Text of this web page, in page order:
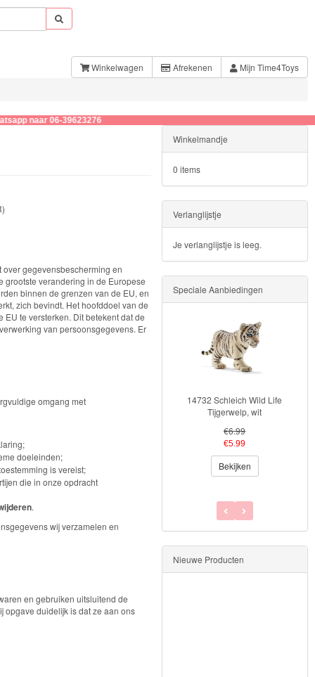
Winkelwagen Afrekenen Mijn Time4Toys
gegevensbescherming en
grootste verandering in de Europese
binnen de grenzen van de EU, en
zich bevindt. Het hoofddoel van de
te versterken. Dit betekent dat de
van persoonsgegevens. Er
omgang met
doeleinden;
is vereist;
die in onze opdracht
.
wij verzamelen en
en gebruiken uitsluitend de
opgave duidelijk is dat ze aan ons
Winkelmandje
0 items
Verlanglijstje
Je verlanglijstje is leeg.
Speciale Aanbiedingen
14732 Schleich Wild Life
Tijgerwelp, wit
€6.99
€5.99
Bekijken
Nieuwe Producten